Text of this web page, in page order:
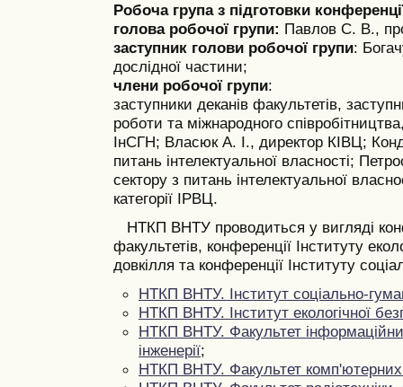
Робоча група з підготовки
голова робочої групи: Павлов С. В.,
заступник голови робочої групи:
дослідної частини;
члени робочої групи:
заступники деканів факультетів,
роботи та міжнародного
ІнСГН; Власюк А. І., директор КІВЦ;
питань інтелектуальної власності;
сектору з питань інтелектуальної
категорії ІРВЦ.
НТКП ВНТУ проводиться у вигляді
факультетів, конференції Інституту
довкілля та конференції Інституту
НТКП ВНТУ. Інститут соціально-
НТКП ВНТУ. Інститут екологічної
НТКП ВНТУ. Факультет
інженерії;
НТКП ВНТУ. Факультет